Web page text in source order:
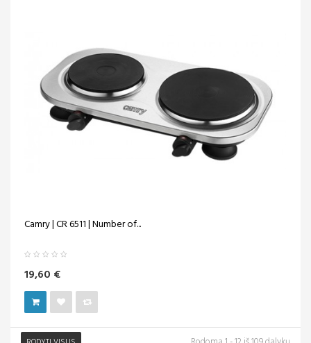
Camry | CR 6511 | Number of...
19,60 €